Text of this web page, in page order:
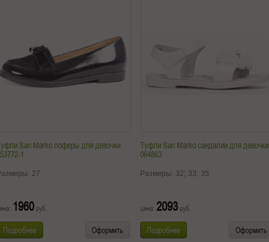
San Marko лоферы для девочки
1
27
1960 руб.
Подробнее Оформить
Туфли San Marko сандалии для девочки
064863
Размеры: 32; 33; 35
цена: 2093 руб.
Подробнее Оформить